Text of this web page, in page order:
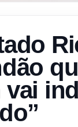
vai